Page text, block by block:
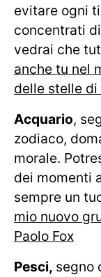
evitare ogni
concentrati
vedrai che
anche tu nel
delle stelle di
Acquario,
zodiaco,
morale.
dei momenti
sempre un
mio nuovo
Paolo Fox
Pesci, segno